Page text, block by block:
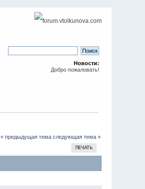
Новости:
Добро пожаловать!
« предыдущая тема следующая тема »
ПЕЧАТЬ